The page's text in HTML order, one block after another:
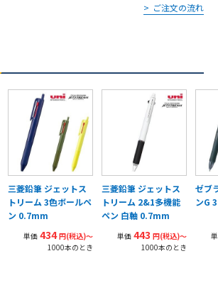
ご注文の流れ
三菱鉛筆 ジェットス
トリーム 3色ボールペ
ン 0.7mm
単価 434円(税込)〜
1000本のとき
三菱鉛筆 ジェットス
トリーム 2&1多機能
ペン 白軸 0.7mm
単価 443 円(税込)〜
1000本のとき
ゼブ
ンG